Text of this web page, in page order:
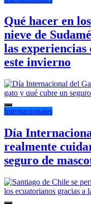
Qué hacer en
nieve de
las
este invierno
Internacionales
Día
realmente
seguro de